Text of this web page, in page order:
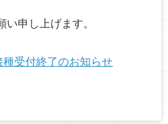
申し上げます。
受付終了のお知らせ